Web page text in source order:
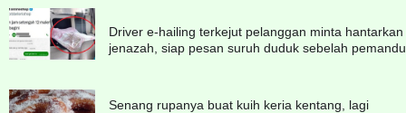
Driver e-hailing terkejut pelanggan minta hantarkan
jenazah, siap pesan suruh duduk sebelah pemandu
Senang rupanya buat kuih keria kentang, lagi